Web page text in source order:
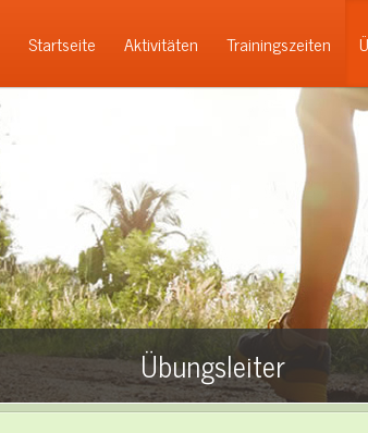
Startseite Aktivitäten Trainingszeiten
Übungsleiter